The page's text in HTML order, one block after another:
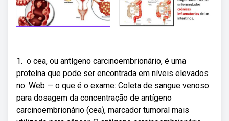
1. ‍ o‍ cea,‌ ou antígeno carcinoembrionário, é uma⁤
proteína ⁤que‍ pode ser⁤ encontrada em níveis elevados
no. Web — o que é o exame: Coleta de sangue venoso
para dosagem da concentração de antígeno
carcinoembrionário (cea), marcador tumoral mais